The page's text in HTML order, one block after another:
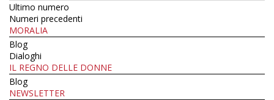
Ultimo numero
Numeri precedenti
MORALIA
Blog
Dialoghi
IL REGNO DELLE DONNE
Blog
NEWSLETTER